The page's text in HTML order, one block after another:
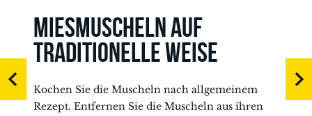
MIESMUSCHELN AUF
TRADITIONELLE WEISE
Kochen Sie die Muscheln nach allgemeinem
Rezept. Entfernen Sie die Muscheln aus ihren